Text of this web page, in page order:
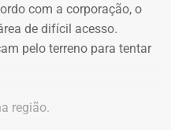
com a corporação, o
de difícil acesso.
pelo terreno para tentar
região.